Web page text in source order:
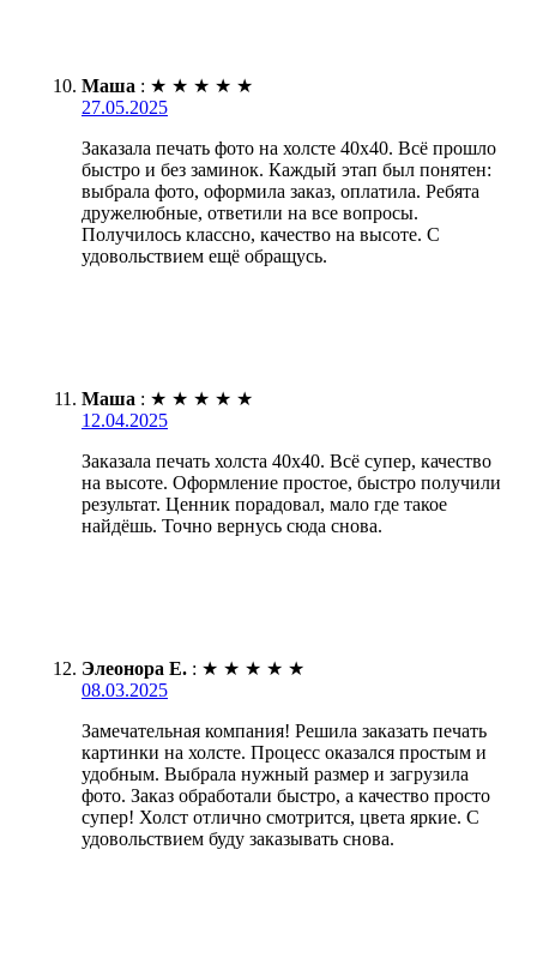
Маша : ★ ★ ★ ★ ★
27.05.2025
Заказала печать фото на холсте 40х40. Всё прошло
быстро и без заминок. Каждый этап был понятен:
выбрала фото, оформила заказ, оплатила. Ребята
дружелюбные, ответили на все вопросы.
Получилось классно, качество на высоте. С
удовольствием ещё обращусь.
Маша : ★ ★ ★ ★ ★
12.04.2025
Заказала печать холста 40х40. Всё супер, качество
на высоте. Оформление простое, быстро получили
результат. Ценник порадовал, мало где такое
найдёшь. Точно вернусь сюда снова.
Элеонора Е. : ★ ★ ★ ★ ★
08.03.2025
Замечательная компания! Решила заказать печать
картинки на холсте. Процесс оказался простым и
удобным. Выбрала нужный размер и загрузила
фото. Заказ обработали быстро, а качество просто
супер! Холст отлично смотрится, цвета яркие. С
удовольствием буду заказывать снова.